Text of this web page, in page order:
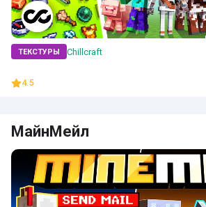
ТЕКСТУРЫ Chillcraft
4.5
МайнМейл